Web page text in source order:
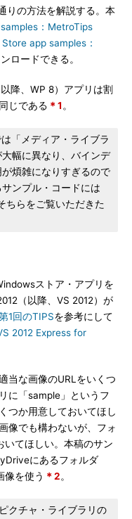
りの方法を解説する。本
：MetroTips
app samples：
ロードできる。
降、WP 8）アプリは割
じである ＊1 。
「メディア・ライブラ
幅に異なり、バインデ
煩雑になりすぎるので
ンプル・コードには
ちらをご覧いただきた
ストア・アプリを
（以降、VS 2012）が
1回のTIPSを参考にして
2012 Express for
当な画像のURLをいくつ
に「sample」というフ
つか用意しておいてほし
像でも構わないが、フォ
いてほしい。本稿のサン
にあるフォルダ
像を使う ＊2。
クチャ・ライブラリの